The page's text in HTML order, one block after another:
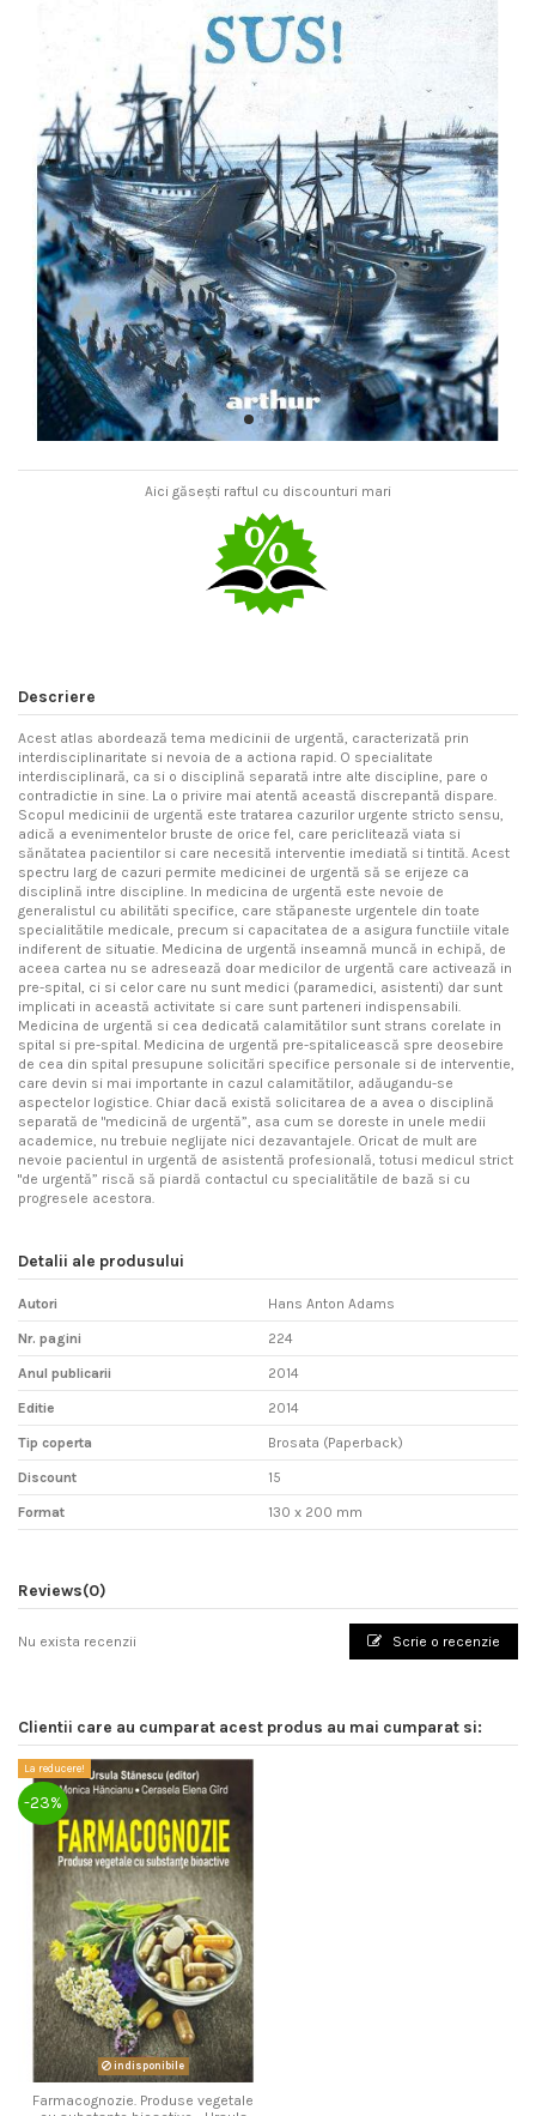
Aici găsești raftul cu discounturi mari
Descriere
Acest atlas abordează tema medicinii de urgentă, caracterizată prin
interdisciplinaritate si nevoia de a actiona rapid. O specialitate
interdisciplinară, ca si o disciplină separată intre alte discipline, pare o
contradictie in sine. La o privire mai atentă această discrepantă dispare.
Scopul medicinii de urgentă este tratarea cazurilor urgente stricto sensu,
adică a evenimentelor bruste de orice fel, care periclitează viata si
sănătatea pacientilor si care necesită interventie imediată si tintită. Acest
spectru larg de cazuri permite medicinei de urgentă să se erijeze ca
disciplină intre discipline. In medicina de urgentă este nevoie de
generalistul cu abilităti specifice, care stăpaneste urgentele din toate
specialitătile medicale, precum si capacitatea de a asigura functiile vitale
indiferent de situatie. Medicina de urgentă inseamnă muncă in echipă, de
aceea cartea nu se adresează doar medicilor de urgentă care activează in
pre-spital, ci si celor care nu sunt medici (paramedici, asistenti) dar sunt
implicati in această activitate si care sunt parteneri indispensabili.
Medicina de urgentă si cea dedicată calamitătilor sunt strans corelate in
spital si pre-spital. Medicina de urgentă pre-spitalicească spre deosebire
de cea din spital presupune solicitări specifice personale si de interventie,
care devin si mai importante in cazul calamitătilor, adăugandu-se
aspectelor logistice. Chiar dacă există solicitarea de a avea o disciplină
separată de "medicină de urgentă”, asa cum se doreste in unele medii
academice, nu trebuie neglijate nici dezavantajele. Oricat de mult are
nevoie pacientul in urgentă de asistentă profesională, totusi medicul strict
"de urgentă” riscă să piardă contactul cu specialitătile de bază si cu
progresele acestora.
Detalii ale produsului
Autori Hans Anton Adams
Nr. pagini 224
Anul publicarii 2014
Editie 2014
Tip coperta Brosata (Paperback)
Discount 15
Format 130 x 200 mm
Reviews(0)
Nu exista recenzii Scrie o recenzie
Clientii care au cumparat acest produs au mai cumparat si:
La reducere!
-23%
indisponibile
Farmacognozie. Produse vegetale